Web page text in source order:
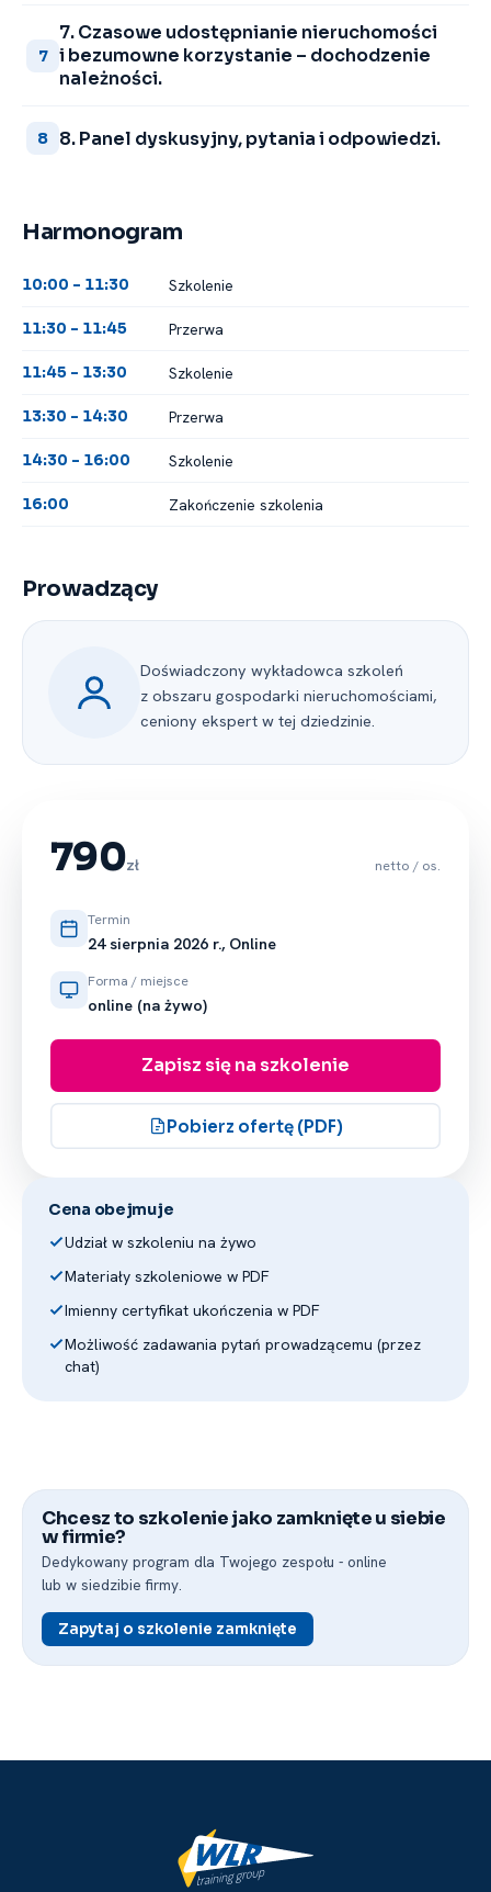
7
7. Czasowe udostępnianie nieruchomości
i bezumowne korzystanie – dochodzenie
należności.
8 8. Panel dyskusyjny, pytania i odpowiedzi.
Harmonogram
10:00 -⁠ 11:30 Szkolenie
11:30 -⁠ 11:45 Przerwa
11:45 -⁠ 13:30 Szkolenie
13:30 -⁠ 14:30 Przerwa
14:30 -⁠ 16:00 Szkolenie
16:00 Zakończenie szkolenia
Prowadzący
Doświadczony wykładowca szkoleń
z obszaru gospodarki nieruchomościami,
ceniony ekspert w tej dziedzinie.
790zł netto / os.
Termin
24 sierpnia 2026 r., Online
Forma / miejsce
online (na żywo)
Zapisz się na szkolenie
Pobierz ofertę (PDF)
Cena obejmuje
Udział w szkoleniu na żywo
Materiały szkoleniowe w PDF
Imienny certyfikat ukończenia w PDF
Możliwość zadawania pytań prowadzącemu (przez
chat)
Chcesz to szkolenie jako zamknięte u siebie
w firmie?
Dedykowany program dla Twojego zespołu -⁠ online
lub w siedzibie firmy.
Zapytaj o szkolenie zamknięte